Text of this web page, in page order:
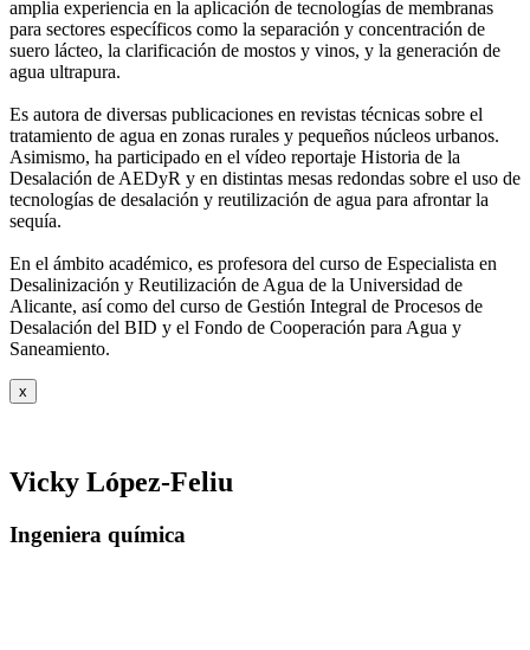
amplia experiencia en la aplicación de tecnologías de membranas
para sectores específicos como la separación y concentración de
suero lácteo, la clarificación de mostos y vinos, y la generación de
agua ultrapura.
Es autora de diversas publicaciones en revistas técnicas sobre el
tratamiento de agua en zonas rurales y pequeños núcleos urbanos.
Asimismo, ha participado en el vídeo reportaje Historia de la
Desalación de AEDyR y en distintas mesas redondas sobre el uso de
tecnologías de desalación y reutilización de agua para afrontar la
sequía.
En el ámbito académico, es profesora del curso de Especialista en
Desalinización y Reutilización de Agua de la Universidad de
Alicante, así como del curso de Gestión Integral de Procesos de
Desalación del BID y el Fondo de Cooperación para Agua y
Saneamiento.
x
Vicky López-Feliu
Ingeniera química